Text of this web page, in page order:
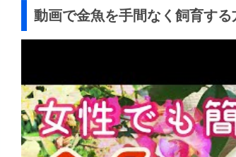
動画で金魚を手間なく飼育する